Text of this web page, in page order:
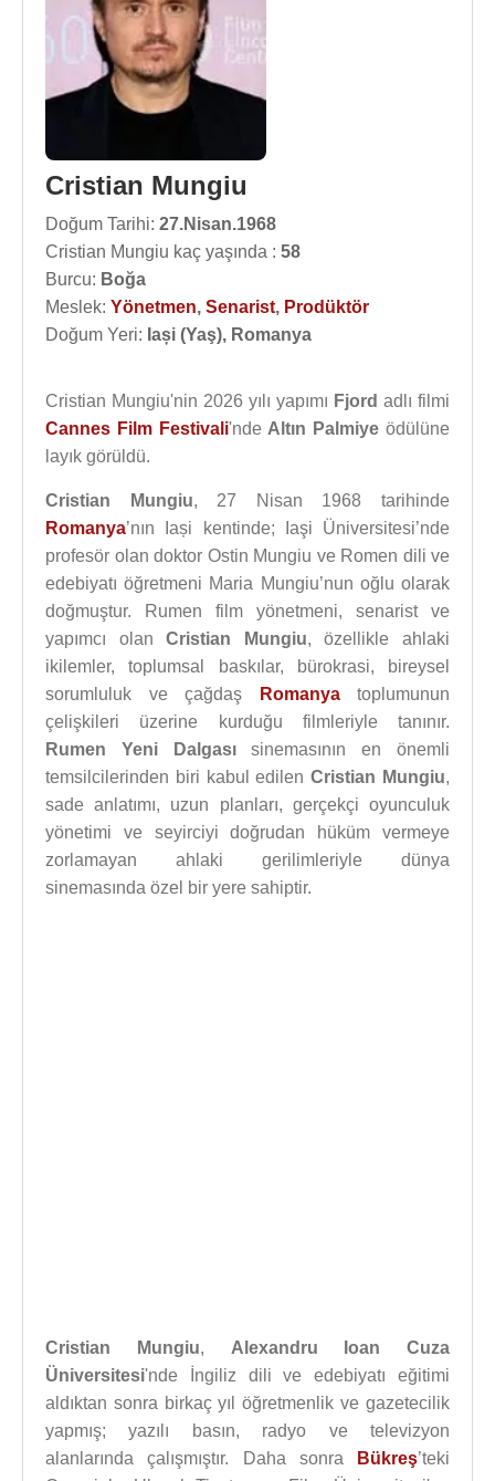
Cristian Mungiu
Doğum Tarihi: 27.Nisan.1968
Cristian Mungiu kaç yaşında : 58
Burcu: Boğa
Meslek: Yönetmen, Senarist, Prodüktör
Doğum Yeri: Iași (Yaş), Romanya
Cristian Mungiu'nin 2026 yılı yapımı Fjord adlı filmi
Cannes Film Festivali'nde Altın Palmiye ödülüne
layık görüldü.
Cristian Mungiu, 27 Nisan 1968 tarihinde
Romanya’nın Iași kentinde; Iaşi Üniversitesi’nde
profesör olan doktor Ostin Mungiu ve Romen dili ve
edebiyatı öğretmeni Maria Mungiu’nun oğlu olarak
doğmuştur. Rumen film yönetmeni, senarist ve
yapımcı olanCristian Mungiu, özellikle ahlaki
ikilemler, toplumsal baskılar, bürokrasi, bireysel
sorumluluk ve çağdaş
Romanyatoplumunun
çelişkileri üzerine kurduğu filmleriyle tanınır.
Rumen Yeni Dalgasısinemasının en önemli
temsilcilerinden biri kabul edilenCristian Mungiu,
sade anlatımı, uzun planları, gerçekçi oyunculuk
yönetimi ve seyirciyi doğrudan hüküm vermeye
zorlamayan ahlaki gerilimleriyle dünya
sinemasında özel bir yere sahiptir.
Cristian Mungiu, Alexandru Ioan Cuza
Üniversitesi'nde İngiliz dili ve edebiyatı eğitimi
aldıktan sonra birkaç yıl öğretmenlik ve gazetecilik
yapmış; yazılı basın, radyo ve televizyon
alanlarında çalışmıştır. Daha sonra
Bükreş’teki